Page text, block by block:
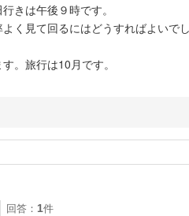
きは午後９時です。
く見て回るにはどうすればよいで
。旅行は10月です。
回答： 1件